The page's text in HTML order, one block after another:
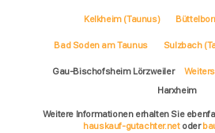
Kelkheim (Taunus)
Bad Soden am Taunus Sulzbach
Gau-Bischofsheim Lörzweiler
Harxheim
Weitere Informationen erhalten Sie
hauskauf-gutachter.netoder